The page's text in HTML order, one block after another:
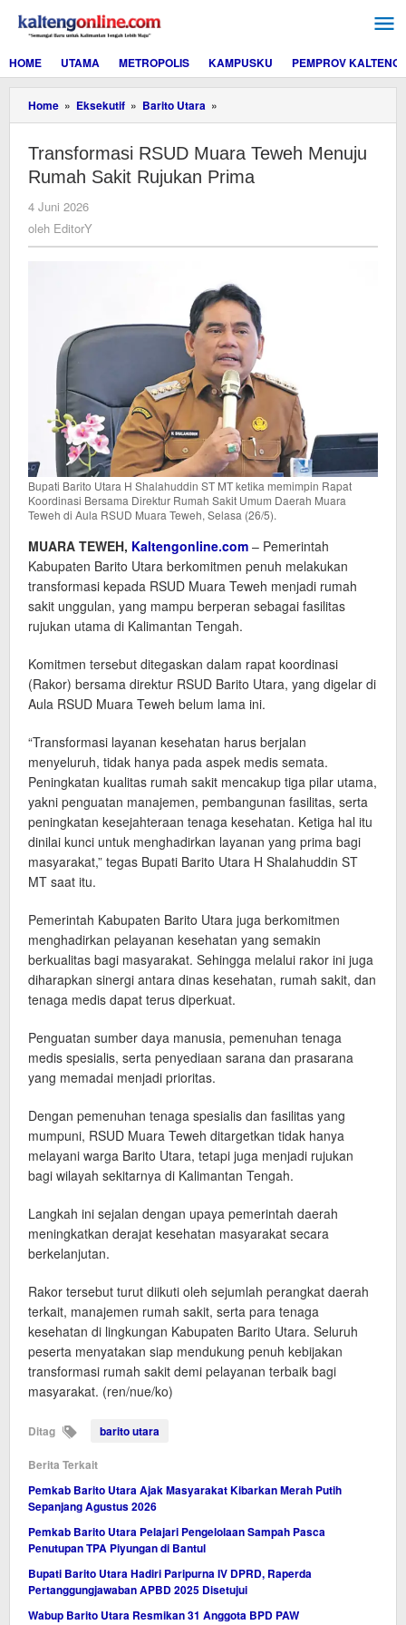
konten
HOME
UTAMA METROPOLIS KAMPUSKU PEMPROV KALTENG
Home » Eksekutif » Barito Utara »
RSUD
Teweh
Menuju
Rumah
Transformasi RSUD Muara Teweh Menuju
Rumah Sakit Rujukan Prima
4 Juni 2026
oleh EditorY
Bupati Barito Utara H Shalahuddin ST MT ketika memimpin Rapat
Koordinasi Bersama Direktur Rumah Sakit Umum Daerah Muara
Teweh di Aula RSUD Muara Teweh, Selasa (26/5).
MUARA TEWEH, Kaltengonline.com – Pemerintah
Kabupaten Barito Utara berkomitmen penuh melakukan
transformasi kepada RSUD Muara Teweh menjadi rumah
sakit unggulan, yang mampu berperan sebagai fasilitas
rujukan utama di Kalimantan Tengah.
Komitmen tersebut ditegaskan dalam rapat koordinasi
(Rakor) bersama direktur RSUD Barito Utara, yang digelar di
Aula RSUD Muara Teweh belum lama ini.
“Transformasi layanan kesehatan harus berjalan
menyeluruh, tidak hanya pada aspek medis semata.
Peningkatan kualitas rumah sakit mencakup tiga pilar utama,
yakni penguatan manajemen, pembangunan fasilitas, serta
peningkatan kesejahteraan tenaga kesehatan. Ketiga hal itu
dinilai kunci untuk menghadirkan layanan yang prima bagi
masyarakat,” tegas Bupati Barito Utara H Shalahuddin ST
MT saat itu.
Pemerintah Kabupaten Barito Utara juga berkomitmen
menghadirkan pelayanan kesehatan yang semakin
berkualitas bagi masyarakat. Sehingga melalui rakor ini juga
diharapkan sinergi antara dinas kesehatan, rumah sakit, dan
tenaga medis dapat terus diperkuat.
Penguatan sumber daya manusia, pemenuhan tenaga
medis spesialis, serta penyediaan sarana dan prasarana
yang memadai menjadi prioritas.
Dengan pemenuhan tenaga spesialis dan fasilitas yang
mumpuni, RSUD Muara Teweh ditargetkan tidak hanya
melayani warga Barito Utara, tetapi juga menjadi rujukan
bagi wilayah sekitarnya di Kalimantan Tengah.
Langkah ini sejalan dengan upaya pemerintah daerah
meningkatkan derajat kesehatan masyarakat secara
berkelanjutan.
Rakor tersebut turut diikuti oleh sejumlah perangkat daerah
terkait, manajemen rumah sakit, serta para tenaga
kesehatan di lingkungan Kabupaten Barito Utara. Seluruh
peserta menyatakan siap mendukung penuh kebijakan
transformasi rumah sakit demi pelayanan terbaik bagi
masyarakat. (ren/nue/ko)
Ditag barito utara
Berita Terkait
Pemkab Barito Utara Ajak Masyarakat Kibarkan Merah Putih
Sepanjang Agustus 2026
Pemkab Barito Utara Pelajari Pengelolaan Sampah Pasca
Penutupan TPA Piyungan di Bantul
Bupati Barito Utara Hadiri Paripurna IV DPRD, Raperda
Pertanggungjawaban APBD 2025 Disetujui
Wabup Barito Utara Resmikan 31 Anggota BPD PAW